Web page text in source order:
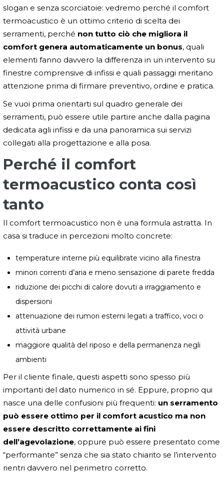
slogan e senza scorciatoie: vedremo perché il comfort
termoacustico è un ottimo criterio di scelta dei
serramenti, perché non tutto ciò che migliora il
comfort genera automaticamente un bonus, quali
elementi fanno davvero la differenza in un intervento su
finestre comprensive di infissi e quali passaggi meritano
attenzione prima di firmare preventivo, ordine e pratica.
Se vuoi prima orientarti sul quadro generale dei
serramenti, può essere utile partire anche dalla pagina
dedicata agli infissi e da una panoramica sui servizi
collegati alla progettazione e alla posa.
Perché il comfort
termoacustico conta così
tanto
Il comfort termoacustico non è una formula astratta. In
casa si traduce in percezioni molto concrete:
temperature interne più equilibrate vicino alla finestra
minori correnti d’aria e meno sensazione di parete fredda
riduzione dei picchi di calore dovuti a irraggiamento e
dispersioni
attenuazione dei rumori esterni legati a traffico, voci o
attività urbane
maggiore qualità del riposo e della permanenza negli
ambienti
Per il cliente finale, questi aspetti sono spesso più
importanti del dato numerico in sé. Eppure, proprio qui
nasce una delle confusioni più frequenti: un serramento
può essere ottimo per il comfort acustico ma non
essere descritto correttamente ai fini
dell’agevolazione, oppure può essere presentato come
“performante” senza che sia stato chiarito se l’intervento
rientri davvero nel perimetro corretto.